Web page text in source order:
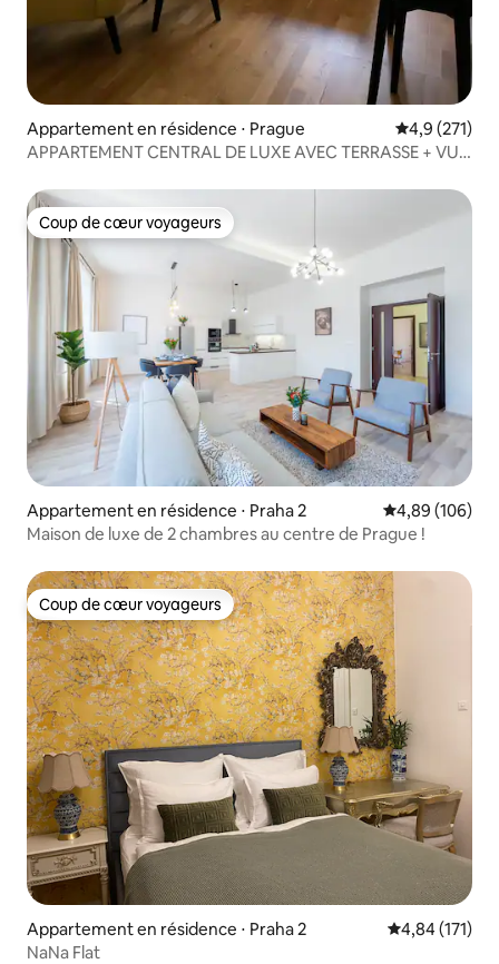
Appartement en résidence ⋅ Prague Évaluation
4,9 (271)
APPARTEMENT CENTRAL DE LUXE AVEC TERRASSE + VUE
Coup de cœur voyageurs
Coup de cœur voyageurs
Appartement en résidence ⋅ Praha 2 Évaluation
4,89 (106)
Maison de luxe de 2 chambres au centre de Prague !
Coup de cœur voyageurs
Coup de cœur voyageurs
Appartement en résidence ⋅ Praha 2 Évaluation
4,84 (171)
NaNa Flat